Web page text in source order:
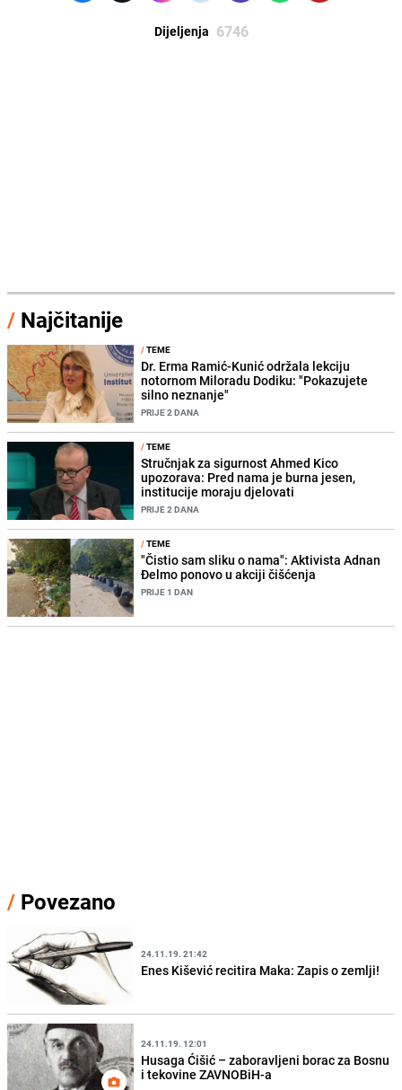
Dijeljenja 6746
/ Najčitanije
/TEME
Dr. Erma Ramić-Kunić održala lekciju
notornom Miloradu Dodiku: "Pokazujete
silno neznanje"
PRIJE 2 DANA
/TEME
Stručnjak za sigurnost Ahmed Kico
upozorava: Pred nama je burna jesen,
institucije moraju djelovati
PRIJE 2 DANA
/TEME
"Čistio sam sliku o nama": Aktivista Adnan
Đelmo ponovo u akciji čišćenja
PRIJE 1 DAN
/ Povezano
24.11.19. 21:42
Enes Kišević recitira Maka: Zapis o zemlji!
24.11.19. 12:01
Husaga Ćišić – zaboravljeni borac za Bosnu
i tekovine ZAVNOBiH-a